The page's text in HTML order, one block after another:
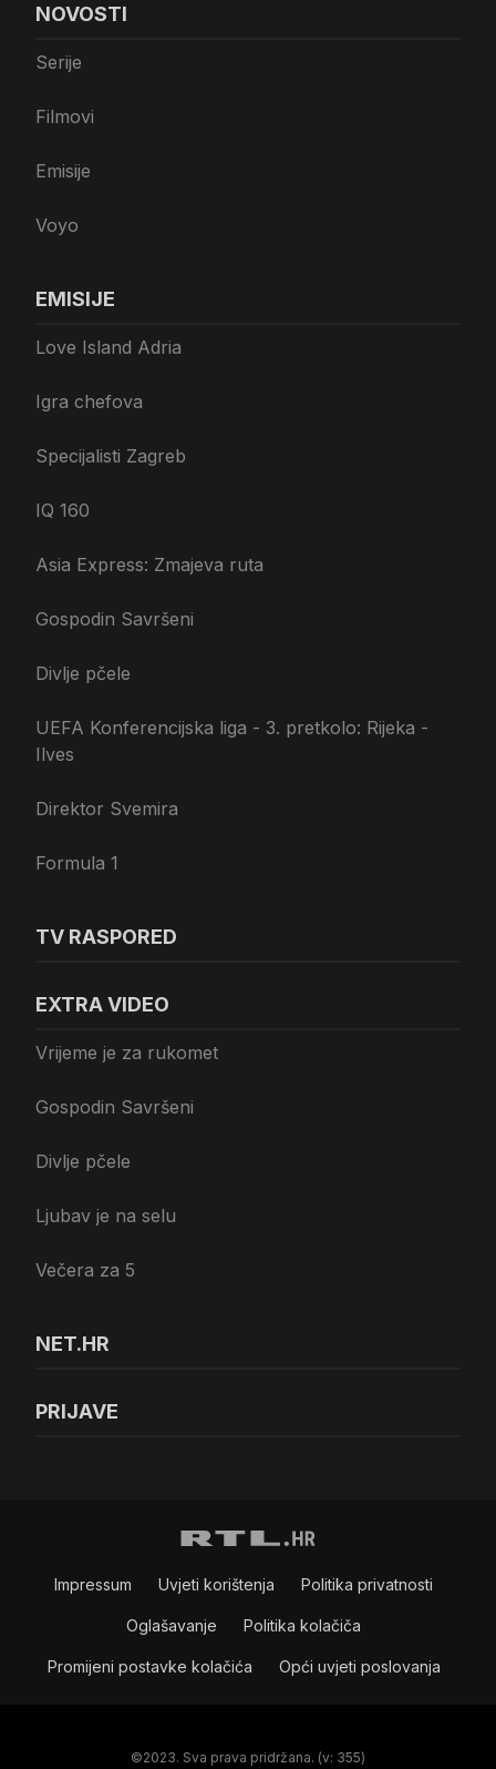
NOVOSTI
Serije
Filmovi
Emisije
Voyo
EMISIJE
Love Island Adria
Igra chefova
Specijalisti Zagreb
IQ 160
Asia Express: Zmajeva ruta
Gospodin Savršeni
Divlje pčele
UEFA Konferencijska liga - 3. pretkolo: Rijeka -
Ilves
Direktor Svemira
Formula 1
TV RASPORED
EXTRA VIDEO
Vrijeme je za rukomet
Gospodin Savršeni
Divlje pčele
Ljubav je na selu
Večera za 5
NET.HR
PRIJAVE
Impressum Uvjeti korištenja Politika privatnosti
Oglašavanje Politika kolačiča
Promijeni postavke kolačića Opći uvjeti poslovanja
©2023. Sva prava pridržana. (v: 355)